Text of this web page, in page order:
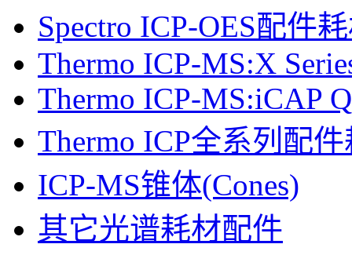
Spectro ICP-OES配件
Thermo ICP-MS:X
Thermo ICP-MS:iCAP Q
Thermo ICP全系列配
ICP-MS锥体(Cones)
其它光谱耗材配件